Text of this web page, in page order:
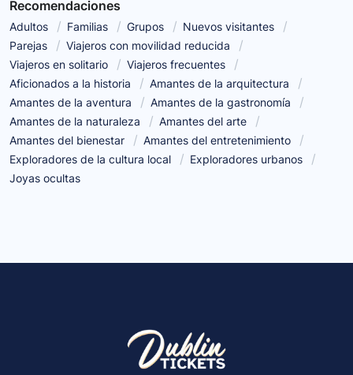
Recomendaciones
Adultos Familias Grupos
Nuevos visitantes
Parejas
Viajeros con movilidad reducida
Viajeros en solitario
Viajeros frecuentes
Aficionados a la historia
Amantes de la arquitectura
Amantes de la aventura
Amantes de la gastronomía
Amantes de la naturaleza
Amantes del arte
Amantes del bienestar
Amantes del entretenimiento
Exploradores de la cultura local
Exploradores urbanos
Joyas ocultas